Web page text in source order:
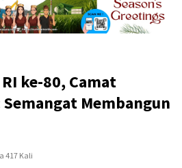
ke-80, Camat
Membangun
417 Kali